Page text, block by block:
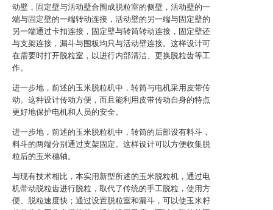
动壁，固定壁与活动壁合围成脱粒室的侧壁，活动壁的一
端与固定壁的一端转动连接，活动壁的另一端与固定壁的
另一端通过卡扣连接，固定壁与转筒转动连接，固定壁还
与支架连接，漏斗与围板均只与活动壁连接。这样设计可
在需要时打开脱粒室，以进行内部清洁、更换脱粒齿等工
作。
进一步地，前述的玉米脱粒机中，转筒与电机采用皮带传
动。这种设计传动方便，而且能利用皮带传动自身的特点
更好地保护电机和人员的安全。
进一步地，前述的玉米脱粒机中，转筒的后部设有料斗，
料斗的两端分别通过支架固定。这样设计可以方便收集脱
粒后的玉米穗轴。
与现有技术相比，本实用新型所述的玉米脱粒机，通过电
机带动脱粒齿进行脱粒，取代了传统的手工脱粒，使用方
便、脱粒速度快；通过设置脱粒室和漏斗，可以使玉米籽